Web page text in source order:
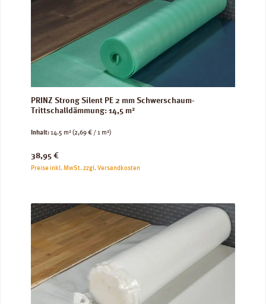
PRINZ Strong Silent PE 2 mm Schwerschaum-
Trittschalldämmung: 14,5 m²
Inhalt:14.5 m²(2,69 € / 1 m²)
Regulärer Preis:
38,95 €
Preise inkl. MwSt. zzgl. Versandkosten